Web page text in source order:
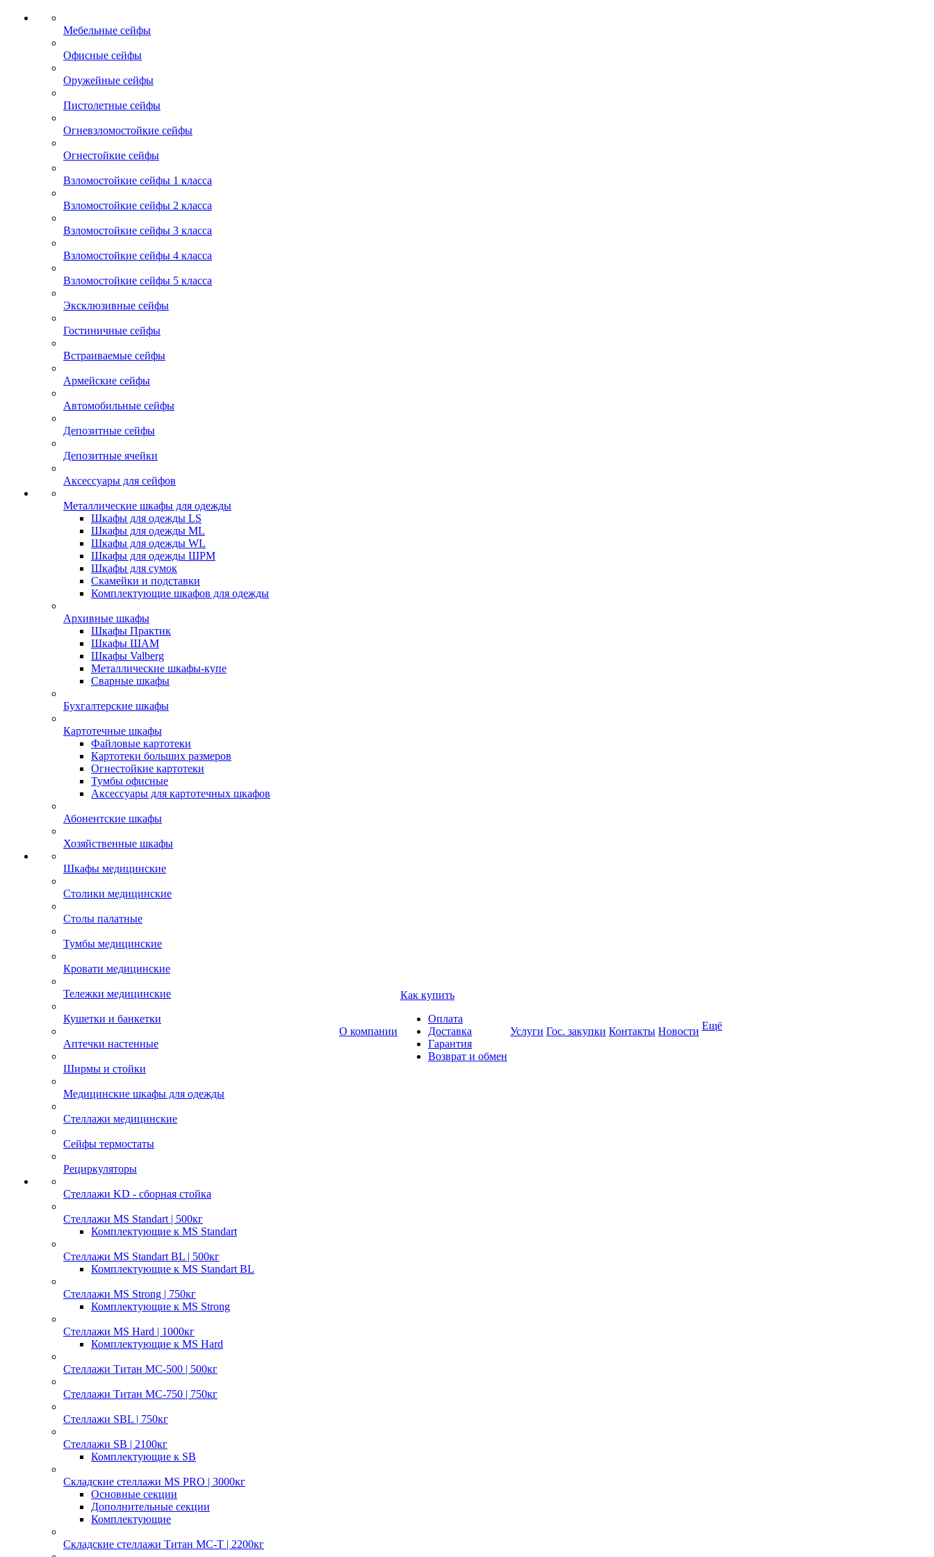
Мебельные сейфы
Офисные сейфы
Оружейные сейфы
Пистолетные сейфы
Огневзломостойкие сейфы
Огнестойкие сейфы
Взломостойкие сейфы 1 класса
Взломостойкие сейфы 2 класса
Взломостойкие сейфы 3 класса
Взломостойкие сейфы 4 класса
Взломостойкие сейфы 5 класса
Эксклюзивные сейфы
Гостиничные сейфы
Встраиваемые сейфы
Армейские сейфы
Автомобильные сейфы
Депозитные сейфы
Депозитные ячейки
Аксессуары для сейфов
Металлические шкафы для одежды
Шкафы для одежды LS
Шкафы для одежды ML
Шкафы для одежды WL
Шкафы для одежды ШРМ
Шкафы для сумок
Скамейки и подставки
Комплектующие шкафов для одежды
Архивные шкафы
Шкафы Практик
Шкафы ШАМ
Шкафы Valberg
Металлические шкафы-купе
Сварные шкафы
Бухгалтерские шкафы
Картотечные шкафы
Файловые картотеки
Картотеки больших размеров
Огнестойкие картотеки
Тумбы офисные
Аксессуары для картотечных шкафов
Абонентские шкафы
Хозяйственные шкафы
Шкафы медицинские
Столики медицинские
Столы палатные
Тумбы медицинские
Кровати медицинские
Тележки медицинские
Кушетки и банкетки
Аптечки настенные
Ширмы и стойки
Медицинские шкафы для одежды
Стеллажи медицинские
Сейфы термостаты
Рециркуляторы
Стеллажи KD - сборная стойка
Стеллажи MS Standart | 500кг
Комплектующие к MS Standart
Стеллажи MS Standart BL | 500кг
Комплектующие к MS Standart BL
Стеллажи MS Strong | 750кг
Комплектующие к MS Strong
Стеллажи MS Hard | 1000кг
Комплектующие к MS Hard
Стеллажи Титан МС-500 | 500кг
Стеллажи Титан МС-750 | 750кг
Стеллажи SBL | 750кг
Стеллажи SB | 2100кг
Комплектующие к SB
Складские стеллажи MS PRO | 3000кг
Основные секции
Дополнительные секции
Комплектующие
Складские стеллажи Титан МС-Т | 2200кг
О компании
Как купить
Оплата
Доставка
Гарантия
Возврат и обмен
Услуги Гос. закупки Контакты Новости Ещё